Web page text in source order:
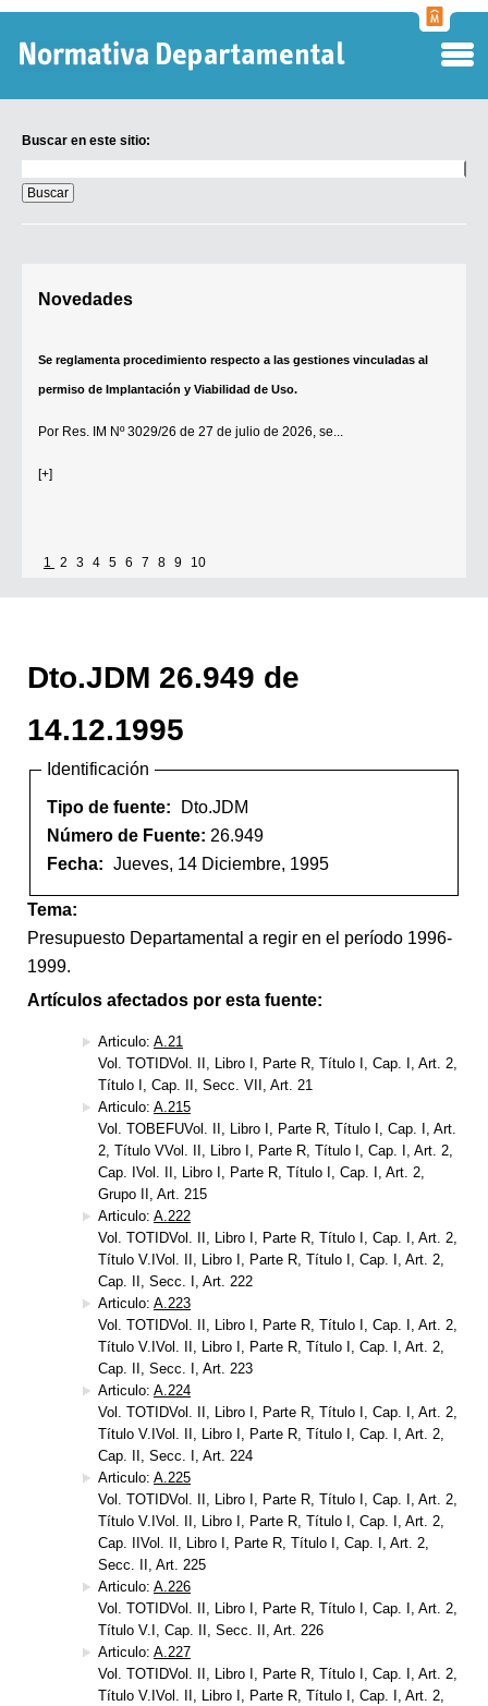
Buscar en este sitio:
en
este
sitio:
Novedades
Se reglamenta procedimiento respecto a las gestiones vinculadas al
permiso de Implantación y Viabilidad de Uso.
Por Res. IM Nº 3029/26 de 27 de julio de 2026, se...
[+]
1 2 3 4 5 6 7 8 9 10
Dto.JDM 26.949 de
14.12.1995
Identificación
Tipo de fuente:
Dto.JDM
Número de Fuente: 26.949
Fecha: Jueves, 14 Diciembre, 1995
Tema:
Presupuesto Departamental a regir en el período 1996-
1999.
Artículos afectados por esta fuente:
Articulo: A.21
Vol. TOTIDVol. II, Libro I, Parte R, Título I, Cap. I, Art. 2,
Título I, Cap. II, Secc. VII, Art. 21
Articulo: A.215
Vol. TOBEFUVol. II, Libro I, Parte R, Título I, Cap. I, Art.
2, Título VVol. II, Libro I, Parte R, Título I, Cap. I, Art. 2,
Cap. IVol. II, Libro I, Parte R, Título I, Cap. I, Art. 2,
Grupo II, Art. 215
Articulo: A.222
Vol. TOTIDVol. II, Libro I, Parte R, Título I, Cap. I, Art. 2,
Título V.IVol. II, Libro I, Parte R, Título I, Cap. I, Art. 2,
Cap. II, Secc. I, Art. 222
Articulo: A.223
Vol. TOTIDVol. II, Libro I, Parte R, Título I, Cap. I, Art. 2,
Título V.IVol. II, Libro I, Parte R, Título I, Cap. I, Art. 2,
Cap. II, Secc. I, Art. 223
Articulo: A.224
Vol. TOTIDVol. II, Libro I, Parte R, Título I, Cap. I, Art. 2,
Título V.IVol. II, Libro I, Parte R, Título I, Cap. I, Art. 2,
Cap. II, Secc. I, Art. 224
Articulo: A.225
Vol. TOTIDVol. II, Libro I, Parte R, Título I, Cap. I, Art. 2,
Título V.IVol. II, Libro I, Parte R, Título I, Cap. I, Art. 2,
Cap. IIVol. II, Libro I, Parte R, Título I, Cap. I, Art. 2,
Secc. II, Art. 225
Articulo: A.226
Vol. TOTIDVol. II, Libro I, Parte R, Título I, Cap. I, Art. 2,
Título V.I, Cap. II, Secc. II, Art. 226
Articulo: A.227
Vol. TOTIDVol. II, Libro I, Parte R, Título I, Cap. I, Art. 2,
Título V.IVol. II, Libro I, Parte R, Título I, Cap. I, Art. 2,